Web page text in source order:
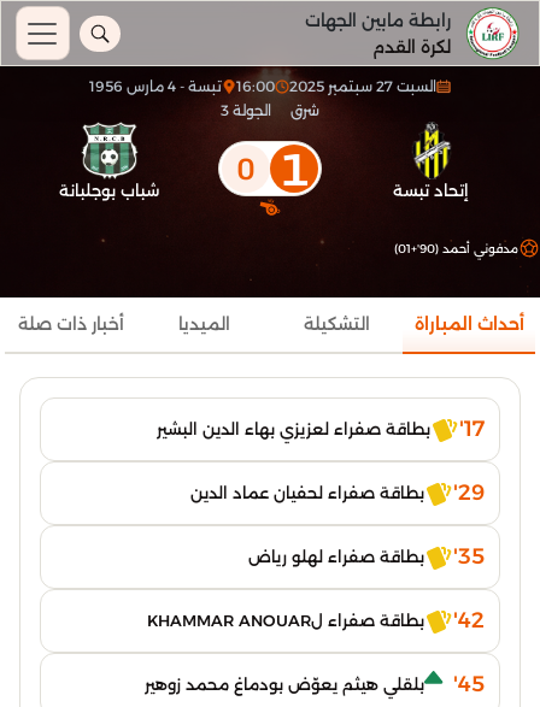
رابطة مابين الجهات
لكرة القدم
السبت 27 سبتمبر 2025 16:00
تبسة - 4 مارس 1956
شرق
الجولة 3
إتحاد تبسة 1
0 شباب بوجلبانة
مدفوني أحمد (90'+01)
أحداث المباراة التشكيلة الميديا أخبار ذات صلة
17' بطاقة صفراء لعزيزي بهاء الدين البشير
29' بطاقة صفراء لحفيان عماد الدين
35' بطاقة صفراء لهلو رياض
42' بطاقة صفراء لKHAMMAR ANOUAR
45' بلقلي هيثم يعوّض بودماغ محمد زوهير